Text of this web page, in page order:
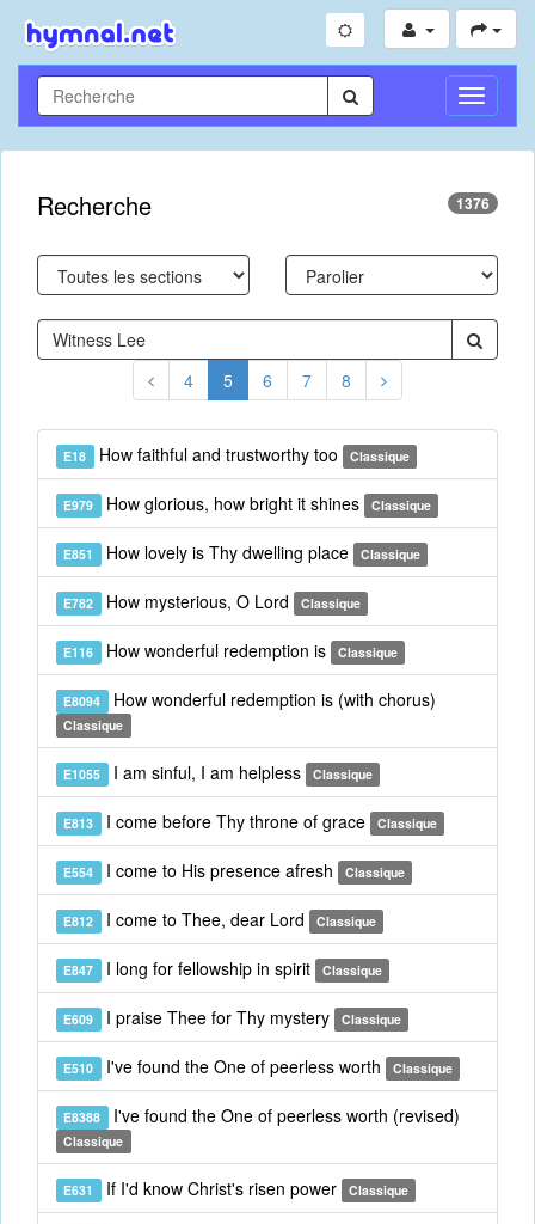
Toggle
Recherche 1376
4 5 6 7 8
E18 How faithful and trustworthy too Classique
E979 How glorious, how bright it shines Classique
E851 How lovely is Thy dwelling place Classique
E782 How mysterious, O Lord Classique
E116 How wonderful redemption is Classique
E8094 How wonderful redemption is (with chorus)
Classique
E1055 I am sinful, I am helpless Classique
E813 I come before Thy throne of grace Classique
E554 I come to His presence afresh Classique
E812 I come to Thee, dear Lord Classique
E847 I long for fellowship in spirit Classique
E609 I praise Thee for Thy mystery Classique
E510 I've found the One of peerless worth Classique
E8388 I've found the One of peerless worth (revised)
Classique
E631 If I'd know Christ's risen power Classique